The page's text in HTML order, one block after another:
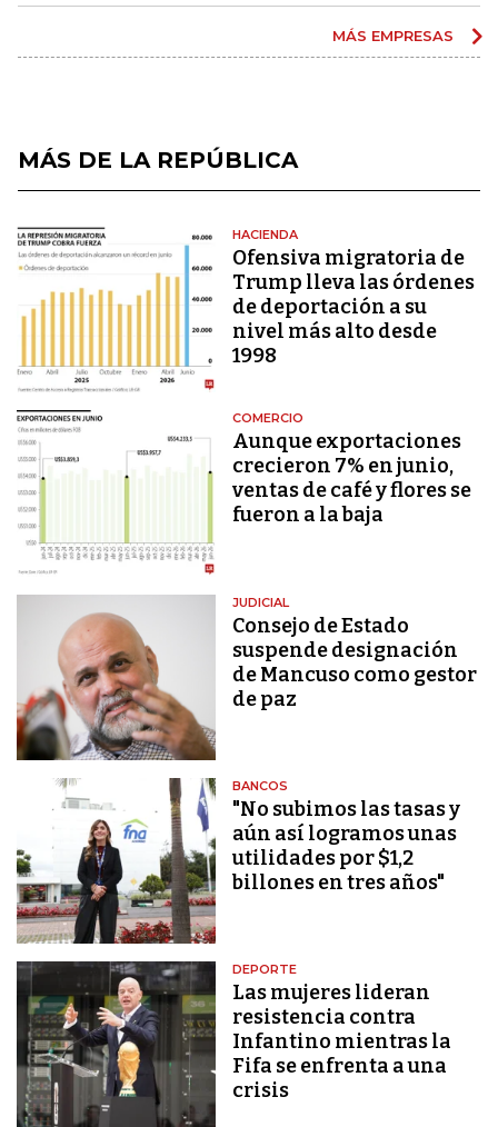
MÁS EMPRESAS
MÁS DE LA REPÚBLICA
HACIENDA
Ofensiva migratoria de
Trump lleva las órdenes
de deportación a su
nivel más alto desde
1998
COMERCIO
Aunque exportaciones
crecieron 7% en junio,
ventas de café y flores se
fueron a la baja
JUDICIAL
Consejo de Estado
suspende designación
de Mancuso como gestor
de paz
BANCOS
"No subimos las tasas y
aún así logramos unas
utilidades por $1,2
billones en tres años"
DEPORTE
Las mujeres lideran
resistencia contra
Infantino mientras la
Fifa se enfrenta a una
crisis